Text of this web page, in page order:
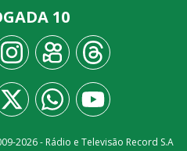
10
2026- Rádio e Televisão Record S.A